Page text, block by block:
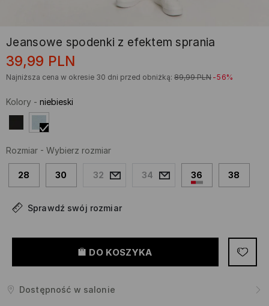
Jeansowe spodenki z efektem sprania
39,99 PLN
Najniższa cena w okresie 30 dni przed obniżką: 89,99 PLN -56%
Kolory - niebieski
Rozmiar - Wybierz rozmiar
28 30 32 34 36 38
Sprawdź swój rozmiar
DO KOSZYKA
Dostępność w salonie